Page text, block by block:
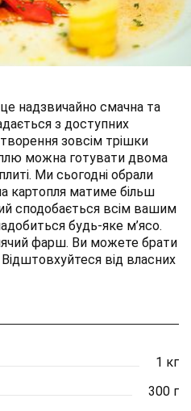
надзвичайно смачна та
з доступних
зовсім трішки
можна готувати двома
Ми сьогодні обрали
картопля матиме більш
сподобається всім вашим
будь-яке м’ясо.
фарш. Ви можете брати
від власних
1 кг
300 г